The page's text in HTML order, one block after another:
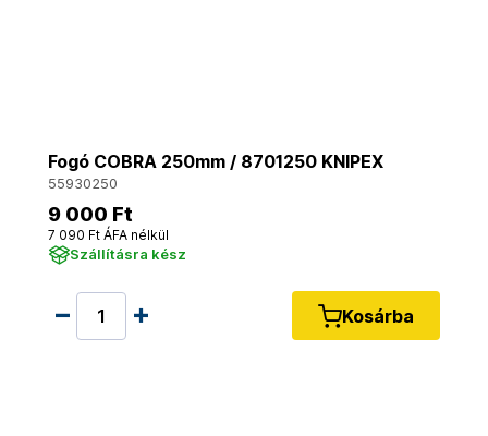
Fogó COBRA 250mm / 8701250 KNIPEX
55930250
9 000 Ft
7 090 Ft ÁFA nélkül
Szállításra kész
Kosárba